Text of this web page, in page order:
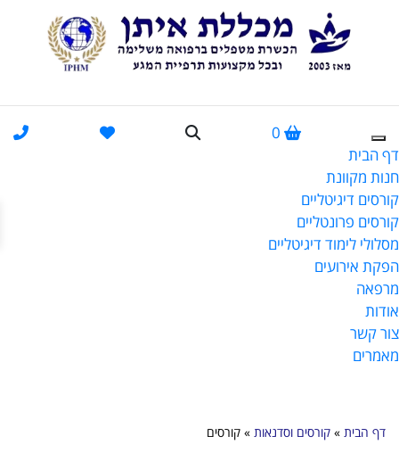
0
דף הבית
חנות מקוונת
קורסים דיגיטליים
קורסים פרונטליים
מסלולי לימוד דיגיטליים
הפקת אירועים
מרפאה
אודות
צור קשר
מאמרים
דף הבית » קורסים וסדנאות » קורסים